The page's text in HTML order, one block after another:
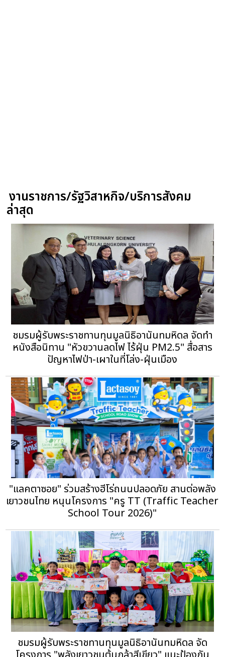
งานราชการ/รัฐวิสาหกิจ/บริการสังคม
ล่าสุด
ชมรมผู้รับพระราชทานทุนมูลนิธิอานันทมหิดล จัดทำ
หนังสือนิทาน "หัวขวานลดไฟ ไร้ฝุ่น PM2.5" สื่อสาร
ปัญหาไฟป่า-เผาในที่โล่ง-ฝุ่นเมือง
"แลคตาซอย" ร่วมสร้างฮีโร่ถนนปลอดภัย สานต่อพลัง
เยาวชนไทย หนุนโครงการ "ครู TT (Traffic Teacher
School Tour 2026)"
ชมรมผู้รับพระราชทานทุนมูลนิธิอานันทมหิดล จัด